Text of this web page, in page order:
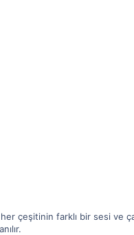
çeşitinin farklı bir sesi ve